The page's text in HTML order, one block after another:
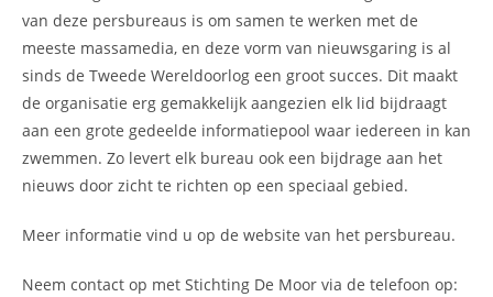
van deze persbureaus is om samen te werken met de
meeste massamedia, en deze vorm van nieuwsgaring is al
sinds de Tweede Wereldoorlog een groot succes. Dit maakt
de organisatie erg gemakkelijk aangezien elk lid bijdraagt
aan een grote gedeelde informatiepool waar iedereen in kan
zwemmen. Zo levert elk bureau ook een bijdrage aan het
nieuws door zicht te richten op een speciaal gebied.
Meer informatie vind u op de website van het persbureau.
Neem contact op met Stichting De Moor via de telefoon op: